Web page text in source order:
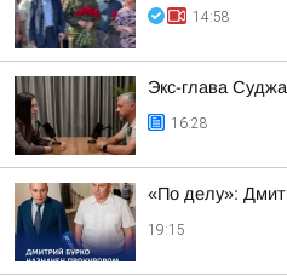
14:58
Экс-глава
16:28
«По делу»:
19:15